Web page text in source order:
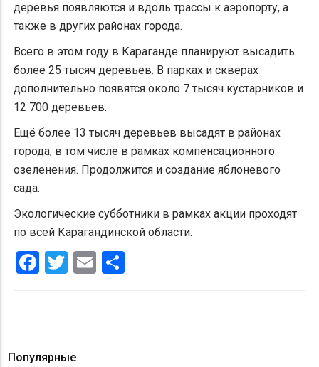
деревья появляются и вдоль трассы к аэропорту, а
также в других районах города.
Всего в этом году в Караганде планируют высадить
более 25 тысяч деревьев. В парках и скверах
дополнительно появятся около 7 тысяч кустарников и
12 700 деревьев.
Ещё более 13 тысяч деревьев высадят в районах
города, в том числе в рамках компенсационного
озеленения. Продолжится и создание яблоневого
сада.
Экологические субботники в рамках акции проходят
по всей Карагандинской области.
Facebook
Twitter
Email
Популярные